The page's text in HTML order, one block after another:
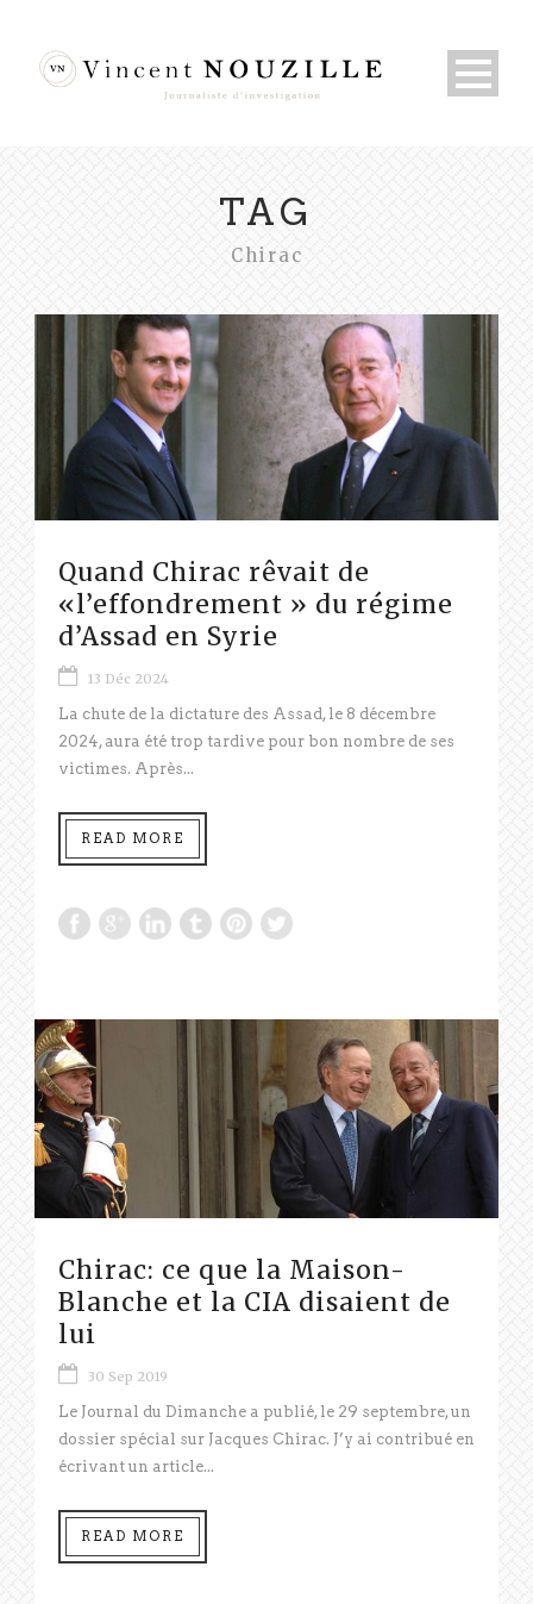
TAG
Chirac
Quand Chirac rêvait de
«l’effondrement » du régime
d’Assad en Syrie
13 Déc 2024
La chute de la dictature des Assad, le 8 décembre
2024, aura été trop tardive pour bon nombre de ses
victimes. Après...
READ MORE
Chirac: ce que la Maison-
Blanche et la CIA disaient de
lui
30 Sep 2019
Le Journal du Dimanche a publié, le 29 septembre, un
dossier spécial sur Jacques Chirac. J’y ai contribué en
écrivant un article...
READ MORE